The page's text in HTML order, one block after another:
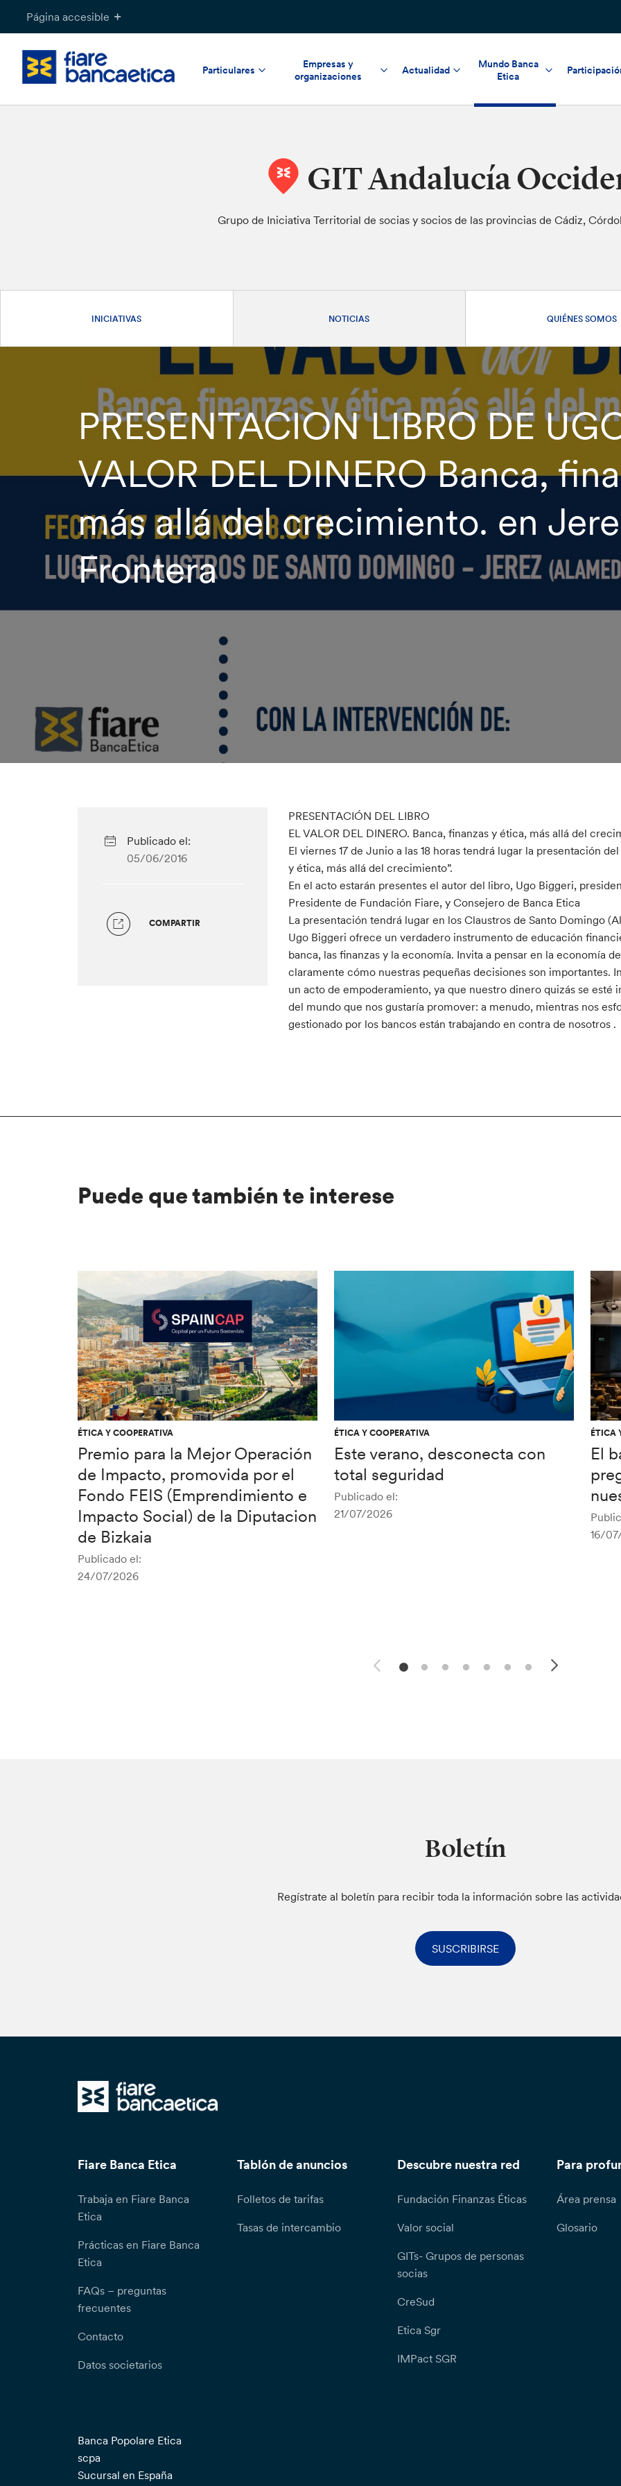
Página accesible
Particulares
Empresas y
organizaciones
Actualidad
Mundo Banca
Etica
GIT Andalucía
Grupo de Iniciativa Territorial de socias y socios de las provincias de Cádiz,
INICIATIVAS NOTICIAS QUIÉNES SOMOS
PRESENTACION LIBRO DE
VALOR DEL DINERO Banca,
más allá del crecimiento. en
Frontera
Publicado el:
05/06/2016
COMPARTIR
PRESENTACIÓN DEL LIBRO
EL VALOR DEL DINERO. Banca, finanzas y ética, más allá del
El viernes 17 de Junio a las 18 horas tendrá lugar la presentación
y ética, más allá del crecimiento”.
En el acto estarán presentes el autor del libro, Ugo Biggeri,
Presidente de Fundación Fiare, y Consejero de Banca Etica
La presentación tendrá lugar en los Claustros de Santo Domingo
Ugo Biggeri ofrece un verdadero instrumento de educación
banca, las finanzas y la economía. Invita a pensar en la economía
claramente cómo nuestras pequeñas decisiones son importantes.
un acto de empoderamiento, ya que nuestro dinero quizás se
del mundo que nos gustaría promover: a menudo, mientras nos
gestionado por los bancos están trabajando en contra de nosotros .
Puede que también te interese
ÉTICA Y COOPERATIVA
Premio para la Mejor Operación
de Impacto, promovida por el
Fondo FEIS (Emprendimiento e
Impacto Social) de la Diputacion
de Bizkaia
Publicado el:
24/07/2026
ÉTICA Y COOPERATIVA
Este verano, desconecta con
total seguridad
Publicado el:
21/07/2026
ÉTICA
El
16/
Boletín
Regístrate al boletín para recibir toda la información sobre las
SUSCRIBIRSE
Fiare Banca Etica
Trabaja en Fiare Banca
Etica
Prácticas en Fiare Banca
Etica
FAQs – preguntas
frecuentes
Contacto
Datos societarios
Tablón de anuncios
Folletos de tarifas
Tasas de intercambio
Descubre nuestra red
Fundación Finanzas Éticas
Valor social
GITs- Grupos de personas
socias
CreSud
Etica Sgr
IMPact SGR
Para
Área prensa
Glosario
Banca Popolare Etica
scpa
Sucursal en España